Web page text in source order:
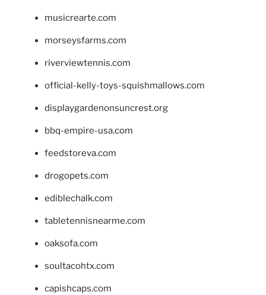
musicrearte.com
morseysfarms.com
riverviewtennis.com
official-kelly-toys-squishmallows.com
displaygardenonsuncrest.org
bbq-empire-usa.com
feedstoreva.com
drogopets.com
ediblechalk.com
tabletennisnearme.com
oaksofa.com
soultacohtx.com
capishcaps.com